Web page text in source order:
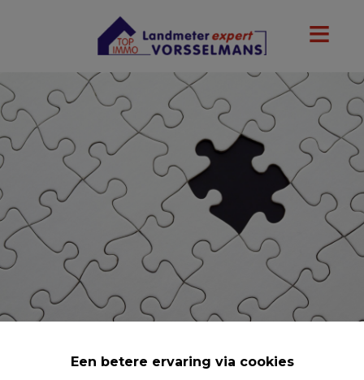
Een betere ervaring via cookies